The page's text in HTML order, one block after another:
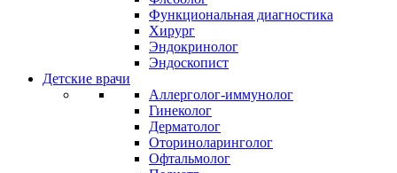
Функциональная диагностика
Хирург
Эндокринолог
Эндоскопист
Детские врачи
Аллерголог-иммунолог
Гинеколог
Дерматолог
Оториноларинголог
Офтальмолог